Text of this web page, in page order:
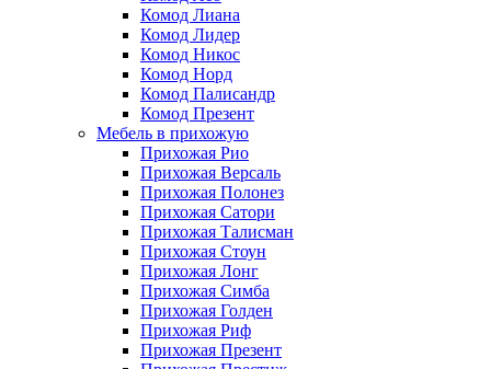
Комод Лиана
Комод Лидер
Комод Никос
Комод Норд
Комод Палисандр
Комод Презент
Мебель в прихожую
Прихожая Рио
Прихожая Версаль
Прихожая Полонез
Прихожая Сатори
Прихожая Талисман
Прихожая Стоун
Прихожая Лонг
Прихожая Симба
Прихожая Голден
Прихожая Риф
Прихожая Презент